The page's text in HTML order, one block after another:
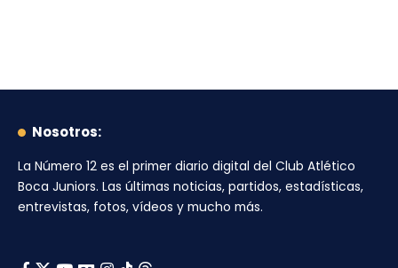
Nosotros:
La Número 12 es el primer diario digital del Club Atlético
Boca Juniors. Las últimas noticias, partidos, estadísticas,
entrevistas, fotos, vídeos y mucho más.